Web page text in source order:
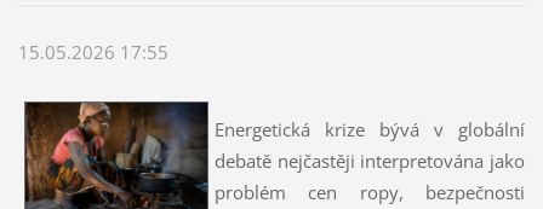
15.05.2026 17:55
Energetická krize bývá v globální
debatě nejčastěji interpretována jako
problém cen ropy, bezpečnosti